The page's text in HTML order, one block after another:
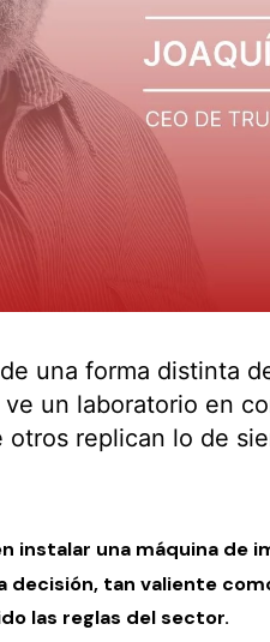
una forma distinta
un laboratorio en
replican lo de
instalar una máquina de
decisión, tan valiente
las reglas del sector.